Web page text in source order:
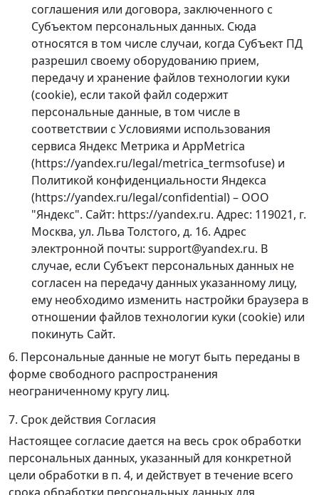
соглашения или договора, заключенного с
Субъектом персональных данных. Сюда
относятся в том числе случаи, когда Субъект ПД
разрешил своему оборудованию прием,
передачу и хранение файлов технологии куки
(cookie), если такой файл содержит
персональные данные, в том числе в
соответствии с Условиями использования
сервиса Яндекс Метрика и AppMetrica
(https://yandex.ru/legal/metrica_termsofuse) и
Политикой конфиденциальности Яндекса
(https://yandex.ru/legal/confidential) – ООО
"Яндекс". Сайт: https://yandex.ru. Адрес: 119021, г.
Москва, ул. Льва Толстого, д. 16. Адрес
электронной почты: support@yandex.ru. В
случае, если Субъект персональных данных не
согласен на передачу данных указанному лицу,
ему необходимо изменить настройки браузера в
отношении файлов технологии куки (cookie) или
покинуть Сайт.
6. Персональные данные не могут быть переданы в
форме свободного распространения
неограниченному кругу лиц.
7. Срок действия Согласия
Настоящее согласие дается на весь срок обработки
персональных данных, указанный для конкретной
цели обработки в п. 4, и действует в течение всего